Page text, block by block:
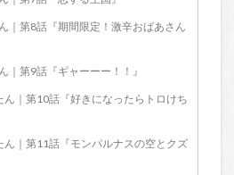
｜第8話『期間限定！激辛おばあさん
｜第9話『ギャーーー！！』
ん｜第10話『好きになったらトロけち
ん｜第11話『モンパルナスの空とクズ